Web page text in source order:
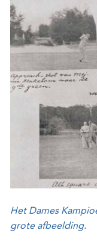
Het Dames
grote afbeelding.